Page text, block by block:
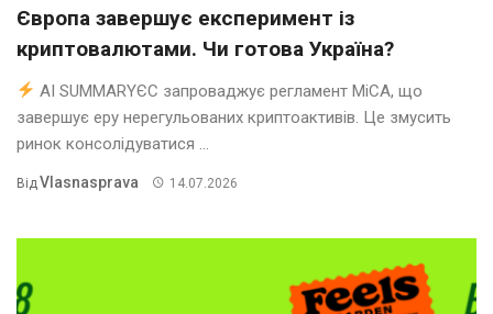
Європа завершує експеримент із
криптовалютами. Чи готова Україна?
AI SUMMARYЄС запроваджує регламент MiCA, що
завершує еру нерегульованих криптоактивів. Це змусить
ринок консолідуватися ...
Від Vlasnasprava 14.07.2026